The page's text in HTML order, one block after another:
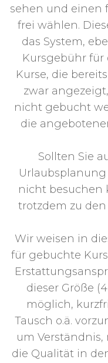
sehen und einen
frei wählen.
das System,
Kursgebühr
Kurse, die
zwar
nicht gebucht
die
Sollten Sie
Urlaubsplanung
nicht besuchen
trotzdem zu
Wir weisen in
für gebuchte
dieser Größe
möglich,
Tausch o.ä.
um
die Qualität in